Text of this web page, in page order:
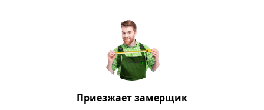
Приезжает замерщик